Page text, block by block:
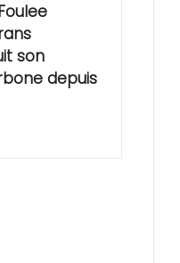
son
depuis